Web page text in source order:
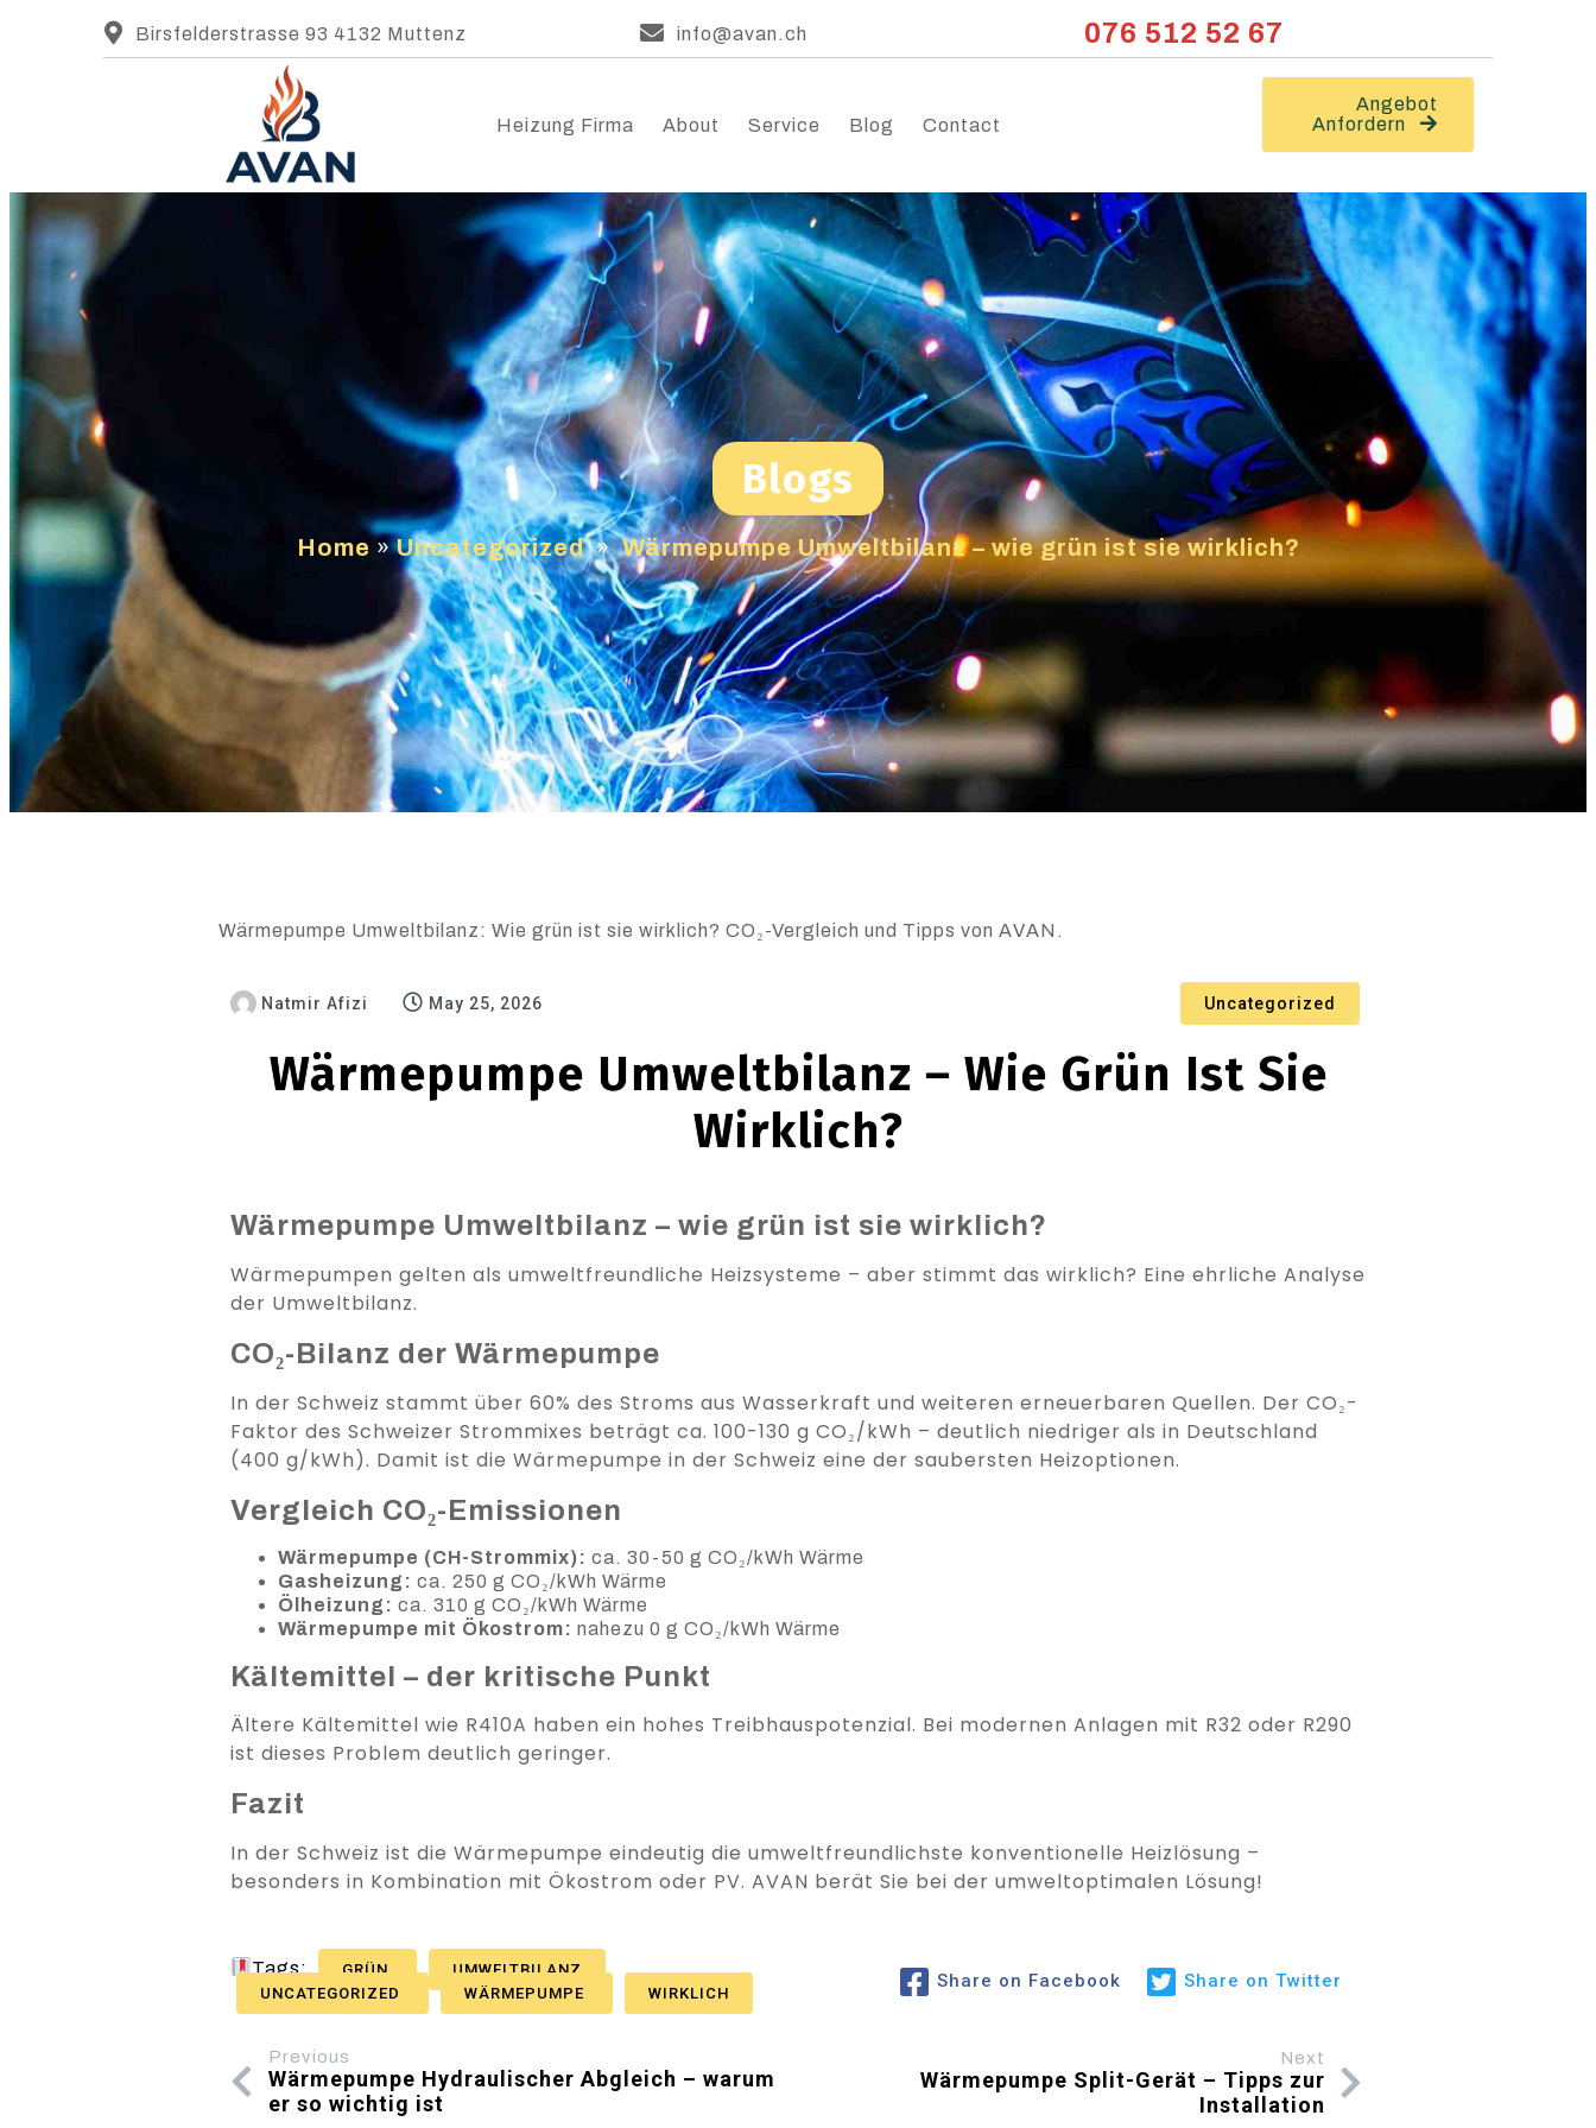
Birsfelderstrasse 93 4132 Muttenz info@avan.ch 076 512 52 67
Heizung Firma About Service Blog Contact
Angebot
Anfordern
Blogs
Home»Uncategorized » Wärmepumpe Umweltbilanz – wie grün ist sie wirklich?
Wärmepumpe Umweltbilanz: Wie grün ist sie wirklich? CO₂-Vergleich und Tipps von AVAN.
Natmir Afizi May 25, 2026 Uncategorized
Wärmepumpe Umweltbilanz – Wie Grün Ist Sie
Wirklich?
Wärmepumpe Umweltbilanz – wie grün ist sie wirklich?
Wärmepumpen gelten als umweltfreundliche Heizsysteme – aber stimmt das wirklich? Eine ehrliche Analyse
der Umweltbilanz.
CO₂-Bilanz der Wärmepumpe
In der Schweiz stammt über 60% des Stroms aus Wasserkraft und weiteren erneuerbaren Quellen. Der CO₂-
Faktor des Schweizer Strommixes beträgt ca. 100-130 g CO₂/kWh – deutlich niedriger als in Deutschland
(400 g/kWh). Damit ist die Wärmepumpe in der Schweiz eine der saubersten Heizoptionen.
Vergleich CO₂-Emissionen
Wärmepumpe (CH-Strommix): ca. 30-50 g CO₂/kWh Wärme
Gasheizung: ca. 250 g CO₂/kWh Wärme
Ölheizung: ca. 310 g CO₂/kWh Wärme
Wärmepumpe mit Ökostrom: nahezu 0 g CO₂/kWh Wärme
Kältemittel – der kritische Punkt
Ältere Kältemittel wie R410A haben ein hohes Treibhauspotenzial. Bei modernen Anlagen mit R32 oder R290
ist dieses Problem deutlich geringer.
Fazit
In der Schweiz ist die Wärmepumpe eindeutig die umweltfreundlichste konventionelle Heizlösung –
besonders in Kombination mit Ökostrom oder PV. AVAN berät Sie bei der umweltoptimalen Lösung!
Tags: GRÜN
UMWELTBILANZ
UNCATEGORIZED
WÄRMEPUMPE WIRKLICH
Share on Facebook Share on Twitter
Previous
Wärmepumpe Hydraulischer Abgleich – warum
er so wichtig ist
Next
Wärmepumpe Split-Gerät – Tipps zur
Installation